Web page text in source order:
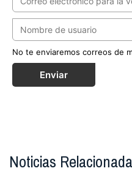
No te enviaremos correos de
Enviar
Noticias